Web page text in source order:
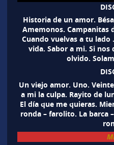
Historia de un amor.
Amemonos. Campanitas
Cuando vuelvas a tu lado
vida. Sabor a mi. Si
olvido.
Un viejo amor. Uno.
a mi la culpa. Rayito de
El día que me quieras.
ronda – farolito. La barca